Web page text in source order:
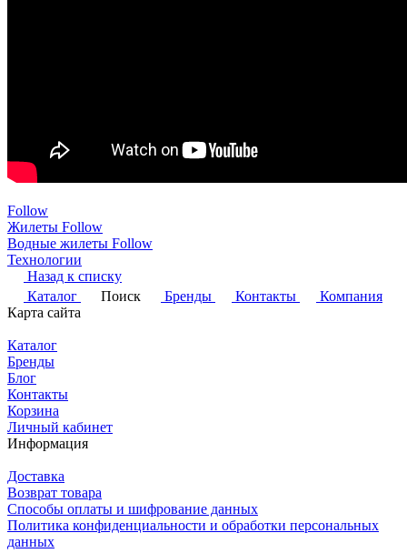
Follow
Жилеты Follow
Водные жилеты Follow
Технологии
Назад к списку
Каталог
Поиск Бренды Контакты
Компания
Карта сайта
Каталог
Бренды
Блог
Контакты
Корзина
Личный кабинет
Информация
Доставка
Возврат товара
Способы оплаты и шифрование данных
Политика конфиденциальности и обработки персональных
данных